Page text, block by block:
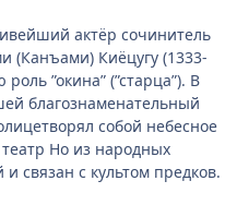
актёр сочинитель
(Канъами) Киёцугу (1333-
”окина” (”старца”). В
благознаменательный
собой небесное
Но из народных
связан с культом предков.